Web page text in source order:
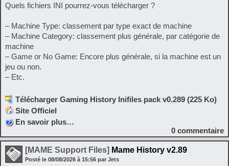
Quels fichiers INI pourrez-vous télécharger ?
– Machine Type: classement par type exact de machine
– Machine Category: classement plus générale, par catégorie de
machine
– Game or No Game: Encore plus générale, si la machine est un
jeu ou non.
– Etc.
Télécharger Gaming History Inifiles pack v0.289 (225 Ko)
Site Officiel
En savoir plus…
0 commentaire
[MAME Support Files] Mame History v2.89
Posté le 08/08/2026 à 15:56 par Jets